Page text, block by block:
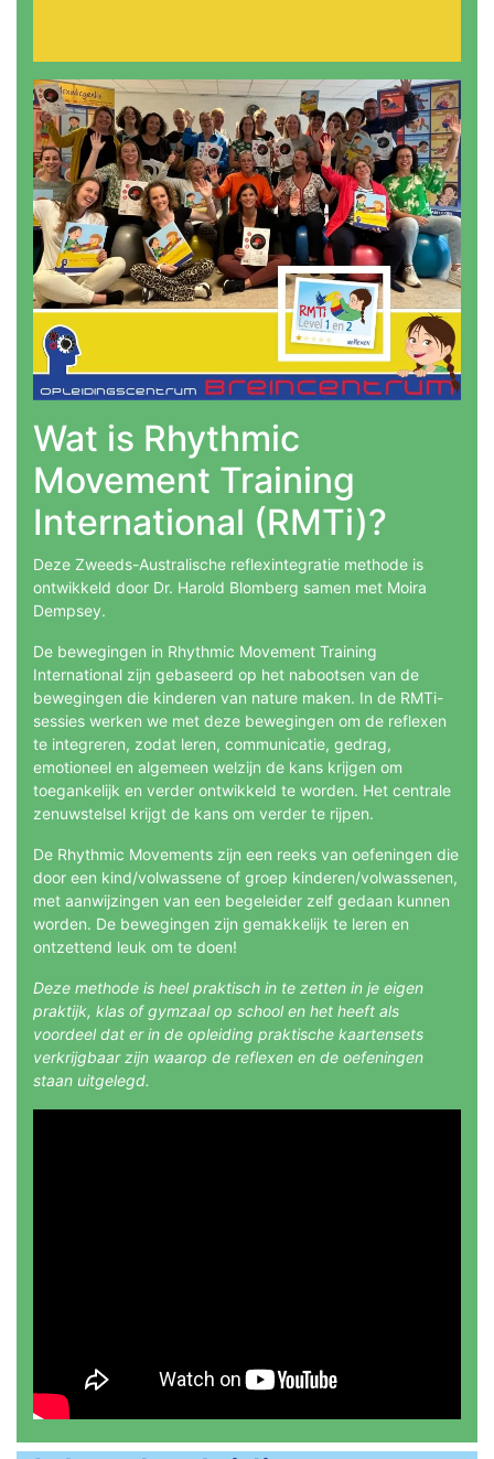
Wat is Rhythmic
Movement Training
International (RMTi)?
Deze Zweeds-Australische reflexintegratie methode is
ontwikkeld door Dr. Harold Blomberg samen met Moira
Dempsey.
De bewegingen in Rhythmic Movement Training
International zijn gebaseerd op het nabootsen van de
bewegingen die kinderen van nature maken. In de RMTi-
sessies werken we met deze bewegingen om de reflexen
te integreren, zodat leren, communicatie, gedrag,
emotioneel en algemeen welzijn de kans krijgen om
toegankelijk en verder ontwikkeld te worden. Het centrale
zenuwstelsel krijgt de kans om verder te rijpen.
De Rhythmic Movements zijn een reeks van oefeningen die
door een kind/volwassene of groep kinderen/volwassenen,
met aanwijzingen van een begeleider zelf gedaan kunnen
worden. De bewegingen zijn gemakkelijk te leren en
ontzettend leuk om te doen!
Deze methode is heel praktisch in te zetten in je eigen
praktijk, klas of gymzaal op school en het heeft als
voordeel dat er in de opleiding praktische kaartensets
verkrijgbaar zijn waarop de reflexen en de oefeningen
staan uitgelegd.